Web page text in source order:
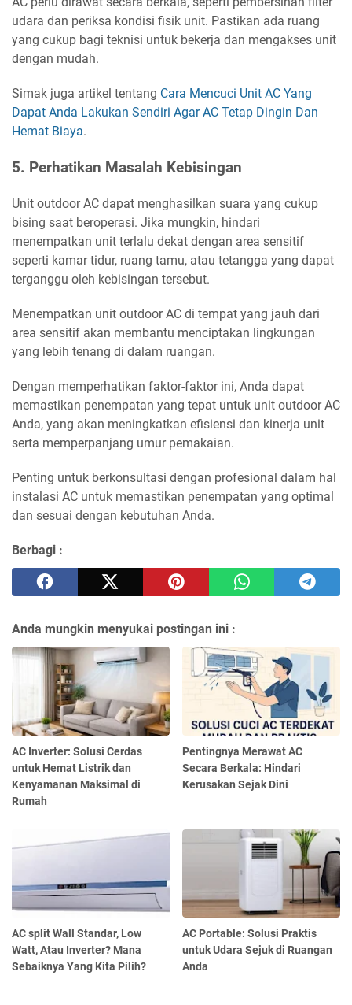
udara dan periksa kondisi fisik unit. Pastikan ada ruang
yang cukup bagi teknisi untuk bekerja dan mengakses unit
dengan mudah.
Simak juga artikel tentang Cara Mencuci Unit AC Yang
Dapat Anda Lakukan Sendiri Agar AC Tetap Dingin Dan
Hemat Biaya.
5. Perhatikan Masalah Kebisingan
Unit outdoor AC dapat menghasilkan suara yang cukup
bising saat beroperasi. Jika mungkin, hindari
menempatkan unit terlalu dekat dengan area sensitif
seperti kamar tidur, ruang tamu, atau tetangga yang dapat
terganggu oleh kebisingan tersebut.
Menempatkan unit outdoor AC di tempat yang jauh dari
area sensitif akan membantu menciptakan lingkungan
yang lebih tenang di dalam ruangan.
Dengan memperhatikan faktor-faktor ini, Anda dapat
memastikan penempatan yang tepat untuk unit outdoor AC
Anda, yang akan meningkatkan efisiensi dan kinerja unit
serta memperpanjang umur pemakaian.
Penting untuk berkonsultasi dengan profesional dalam hal
instalasi AC untuk memastikan penempatan yang optimal
dan sesuai dengan kebutuhan Anda.
Berbagi :
Anda mungkin menyukai postingan ini :
AC Inverter: Solusi Cerdas
untuk Hemat Listrik dan
Kenyamanan Maksimal di
Rumah
Pentingnya Merawat AC
Secara Berkala: Hindari
Kerusakan Sejak Dini
AC split Wall Standar, Low
Watt, Atau Inverter? Mana
Sebaiknya Yang Kita Pilih?
AC Portable: Solusi Praktis
untuk Udara Sejuk di Ruangan
Anda